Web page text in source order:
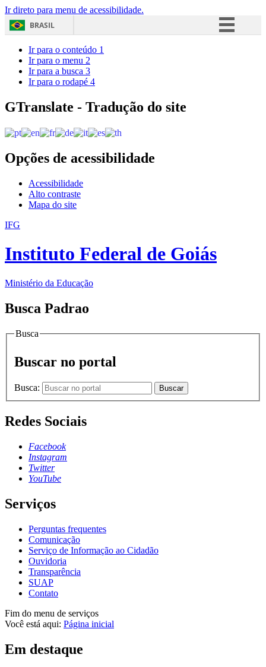
Ir direto para menu de acessibilidade.
BRASIL
Acesso à informação
Ir para o conteúdo 1
Ir para o menu 2
Ir para a busca 3
Ir para o rodapé 4
GTranslate - Tradução do site
Opções de acessibilidade
Acessibilidade
Alto contraste
Mapa do site
IFG
Instituto Federal de Goiás
Ministério da Educação
Busca Padrao
Busca
Buscar no portal
Busca: Buscar
Redes Sociais
Facebook
Instagram
Twitter
YouTube
Serviços
Perguntas frequentes
Comunicação
Serviço de Informação ao Cidadão
Ouvidoria
Transparência
SUAP
Contato
Fim do menu de serviços
Você está aqui: Página inicial
Em destaque